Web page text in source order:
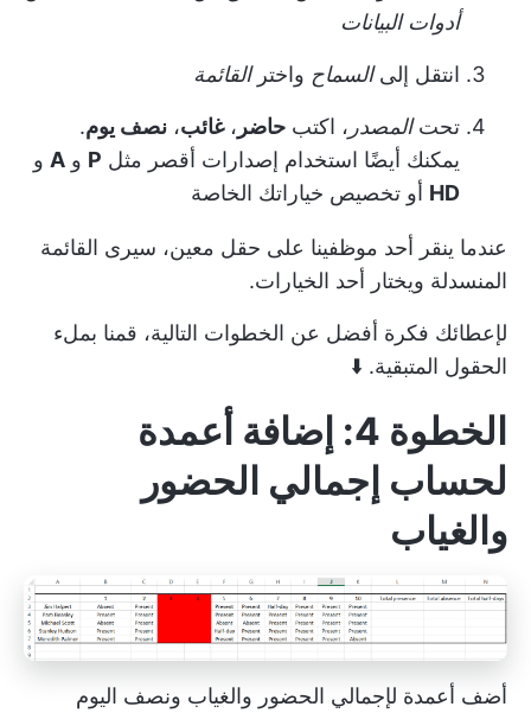
أدوات البيانات
انتقل إلىالسماح واخترالقائمة
تحتالمصدر ، اكتب حاضر ،غائب، نصف يوم.
يمكنك أيضًا استخدام إصدارات أقصر مثل P و A و
HD أو تخصيص خياراتك الخاصة
عندما ينقر أحد موظفينا على حقل معين، سيرى القائمة
المنسدلة ويختار أحد الخيارات.
لإعطائك فكرة أفضل عن الخطوات التالية، قمنا بملء
الحقول المتبقية. ⬇️
الخطوة 4: إضافة أعمدة
لحساب إجمالي الحضور
والغياب
أضف أعمدة لإجمالي الحضور والغياب ونصف اليوم